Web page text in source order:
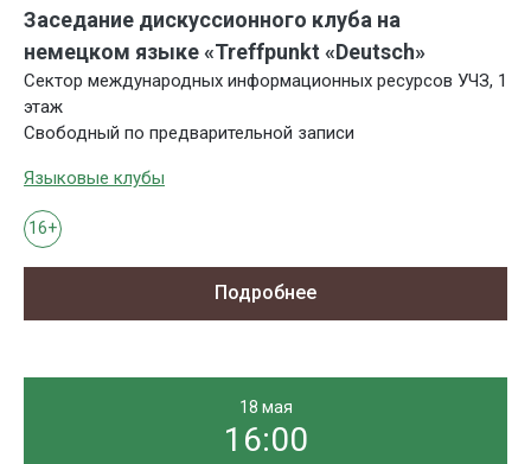
Заседание дискуссионного клуба на
немецком языке «Treffpunkt «Deutsch»
Сектор международных информационных ресурсов УЧЗ, 1
этаж
Свободный по предварительной записи
Языковые клубы
16+
Подробнее
18 мая
16:00